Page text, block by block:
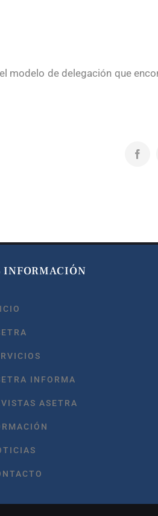
modelo de delegación que
INFORMACIÓN
INFORMA
ASETRA